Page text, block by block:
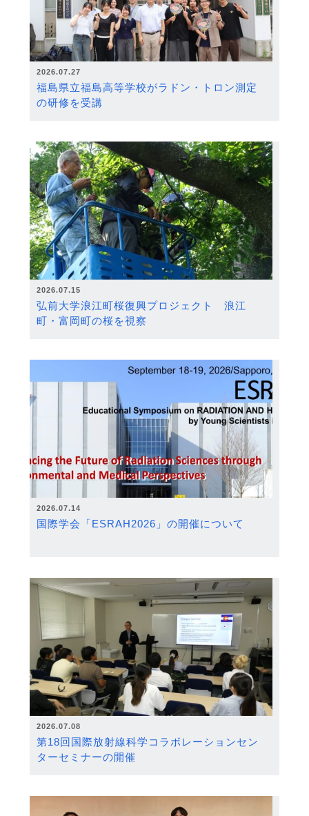
2026.07.27
福島県立福島高等学校がラドン・トロン測定
の研修を受講
2026.07.15
弘前大学浪江町桜復興プロジェクト 浪江
町・富岡町の桜を視察
2026.07.14
国際学会「ESRAH2026」の開催について
2026.07.08
第18回国際放射線科学コラボレーションセン
ターセミナーの開催